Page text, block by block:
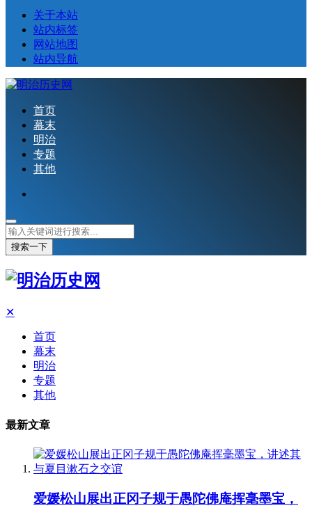
关于本站
站内标签
网站地图
站内导航
首页
幕末
明治
专题
其他
搜索一下
✕
首页
幕末
明治
专题
其他
最新文章
爱媛松山展出正冈子规于愚陀佛庵挥毫墨宝，